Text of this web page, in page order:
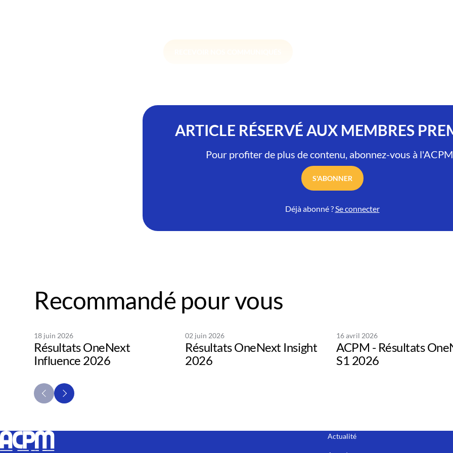
ARTICLE RÉSERVÉ AUX MEMBRES
Pour profiter de plus de contenu, abonnez-vous à
S'ABONNER
Déjà abonné ?Se connecter
Recommandé pour vous
18 juin 2026
Résultats OneNext
Influence 2026
02 juin 2026
Résultats OneNext Insight
2026
16 avril 2026
ACPM - Résultats
S1 2026
Actualité